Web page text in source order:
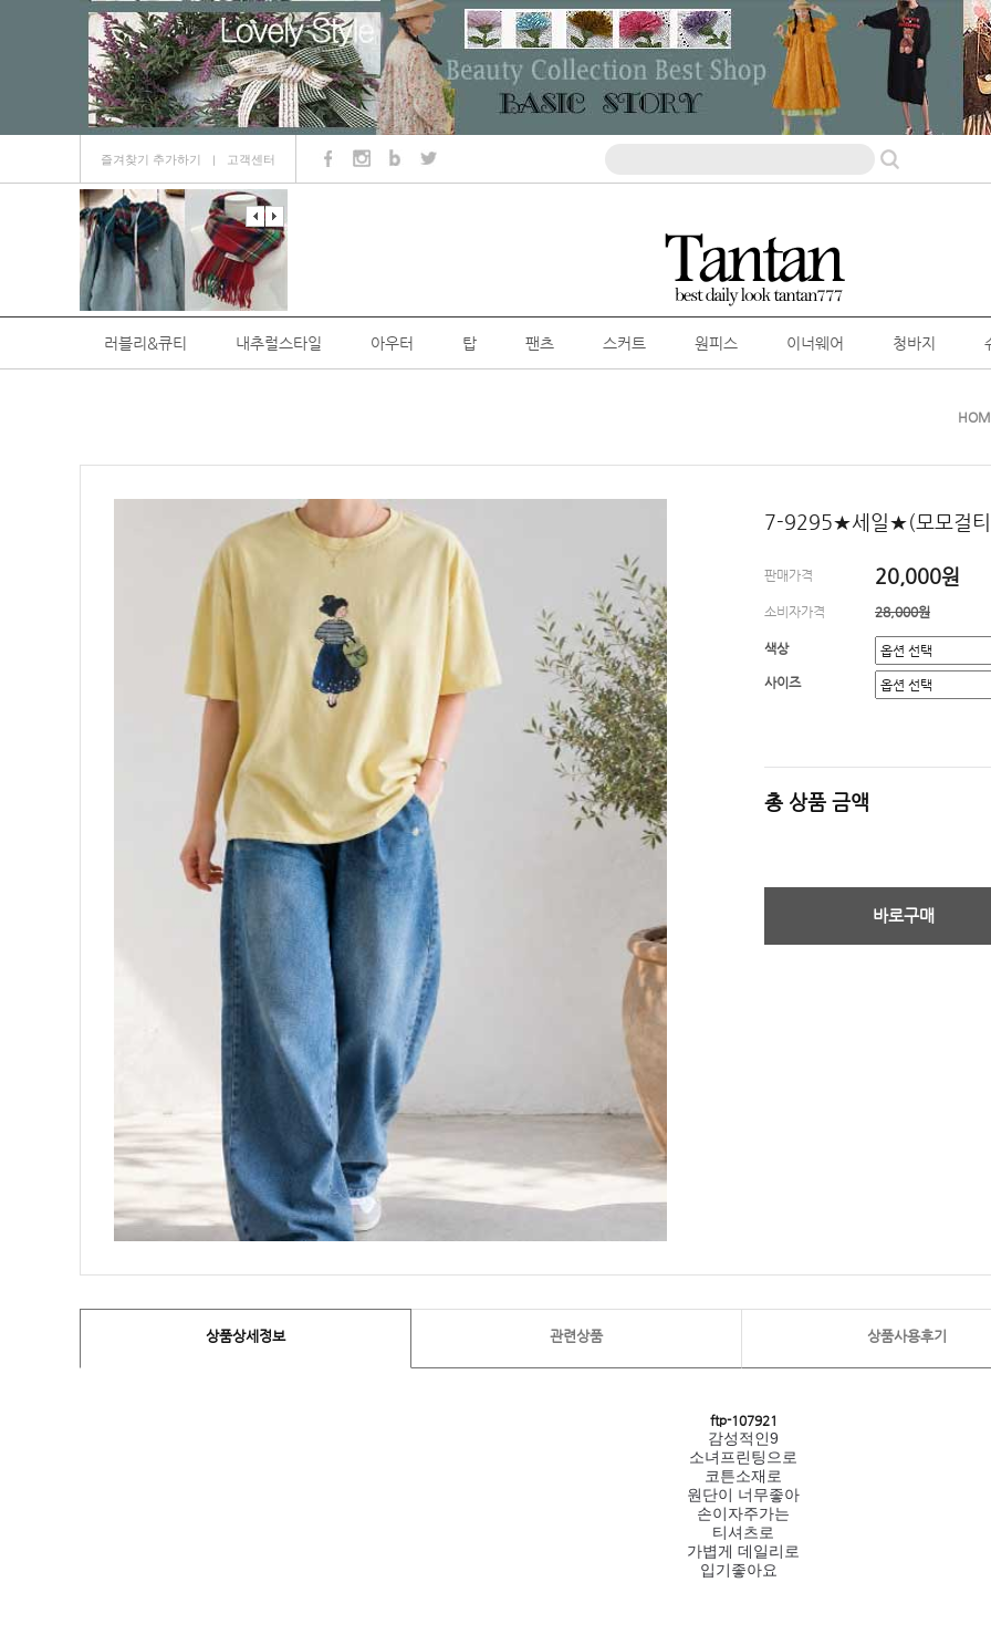
즐겨찾기 추가하기 ㅣ 고객센터
러블리&큐티 내추럴스타일 아우터 탑 팬츠 스커트 원피스 이너웨어 청바지
7-9295★세일★(모모걸티
판매가격 20,000원
소비자가격 28,000원
색상
사이즈
총 상품 금액
바로구매
상품상세정보 관련상품 상품사용후기
ftp- 107921
감성적인9
소녀프린팅으로
코튼소재로
원단이 너무좋아
손이자주가는
티셔츠로
가볍게 데일리로
입기좋아요